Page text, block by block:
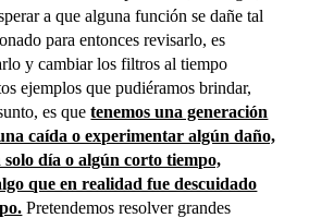
a que alguna función se dañe tal
para entonces revisarlo, es
y cambiar los filtros al tiempo
ejemplos que pudiéramos brindar,
es quetenemos una generación
caída o experimentar algún daño,
solo día o algún corto tiempo,
que en realidad fue descuidado
Pretendemos resolver grandes